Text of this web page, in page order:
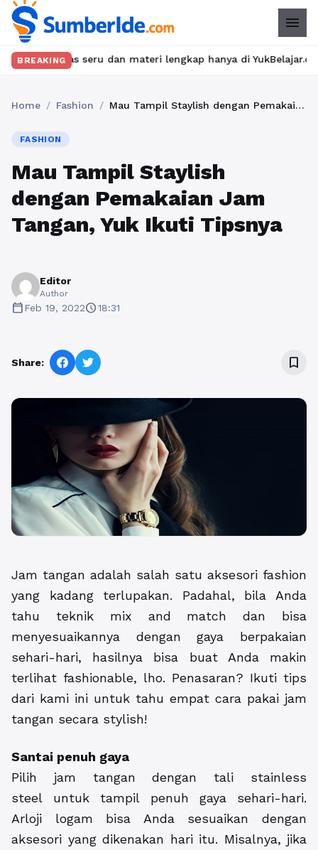
menu
BREAKING
seru dan materi lengkap hanya di YukBelajar.com. Mulai
Home / Fashion / Mau Tampil Staylish dengan Pemakaian Jam Tangan, Yuk Ikuti Tipsnya
FASHION
Mau Tampil Staylish
dengan Pemakaian Jam
Tangan, Yuk Ikuti Tipsnya
Editor
Author
calendar_todayFeb 19, 2022schedule18:31
Share: bookmark_border
Jam tangan adalah salah satu aksesori fashion
yang kadang terlupakan. Padahal, bila Anda
tahu teknik mix and match dan bisa
menyesuaikannya dengan gaya berpakaian
sehari-hari, hasilnya bisa buat Anda makin
terlihat fashionable, lho. Penasaran? Ikuti tips
dari kami ini untuk tahu empat cara pakai jam
tangan secara stylish!
Santai penuh gaya
Pilih jam tangan dengan tali stainless
steel untuk tampil penuh gaya sehari-hari.
Arloji logam bisa Anda sesuaikan dengan
aksesori yang dikenakan hari itu. Misalnya, jika